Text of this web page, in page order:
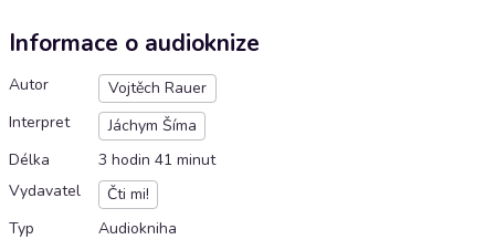
Informace o audioknize
Autor
Vojtěch Rauer
Interpret
Jáchym Šíma
Délka
3 hodin 41 minut
Vydavatel
Čti mi!
Typ
Audiokniha